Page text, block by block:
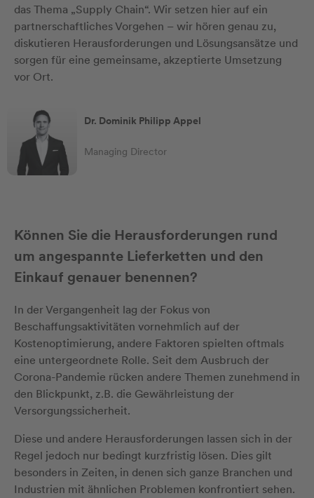
das Thema „Supply Chain“. Wir setzen hier auf ein
partnerschaftliches Vorgehen – wir hören genau zu,
diskutieren Herausforderungen und Lösungsansätze und
sorgen für eine gemeinsame, akzeptierte Umsetzung
vor Ort.
Dr. Dominik Philipp Appel
Managing Director
Können Sie die Herausforderungen rund
um angespannte Lieferketten und den
Einkauf genauer benennen?
In der Vergangenheit lag der Fokus von
Beschaffungsaktivitäten vornehmlich auf der
Kostenoptimierung, andere Faktoren spielten oftmals
eine untergeordnete Rolle. Seit dem Ausbruch der
Corona-Pandemie rücken andere Themen zunehmend in
den Blickpunkt, z.B. die Gewährleistung der
Versorgungssicherheit.
Diese und andere Herausforderungen lassen sich in der
Regel jedoch nur bedingt kurzfristig lösen. Dies gilt
besonders in Zeiten, in denen sich ganze Branchen und
Industrien mit ähnlichen Problemen konfrontiert sehen.